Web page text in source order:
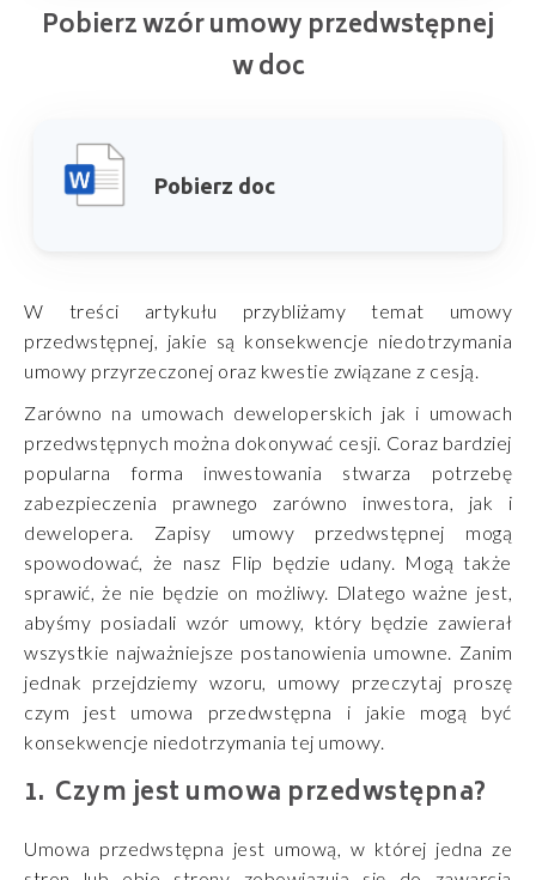
Pobierz wzór umowy przedwstępnej
w doc
Pobierz doc
W treści artykułu przybliżamy temat umowy
przedwstępnej, jakie są konsekwencje niedotrzymania
umowy przyrzeczonej oraz kwestie związane z cesją.
Zarówno na umowach deweloperskich jak i umowach
przedwstępnych można dokonywać cesji. Coraz bardziej
popularna forma inwestowania stwarza potrzebę
zabezpieczenia prawnego zarówno inwestora, jak i
dewelopera. Zapisy umowy przedwstępnej mogą
spowodować, że nasz Flip będzie udany. Mogą także
sprawić, że nie będzie on możliwy. Dlatego ważne jest,
abyśmy posiadali wzór umowy, który będzie zawierał
wszystkie najważniejsze postanowienia umowne. Zanim
jednak przejdziemy wzoru, umowy przeczytaj proszę
czym jest umowa przedwstępna i jakie mogą być
konsekwencje niedotrzymania tej umowy.
Czym jest umowa przedwstępna?
Umowa przedwstępna jest umową, w której jedna ze